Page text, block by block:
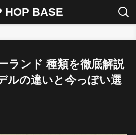
HOP BASE
ランド 種類を徹底解説
ルの違いと今っぽい選